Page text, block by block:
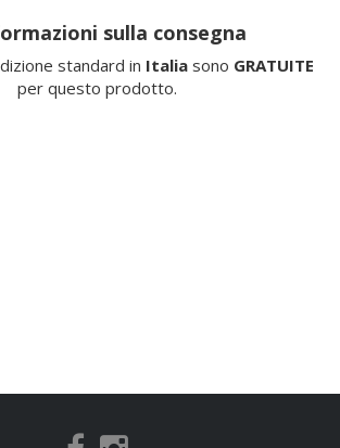
sulla consegna
standard in Italiasono GRATUITE
per questo prodotto.